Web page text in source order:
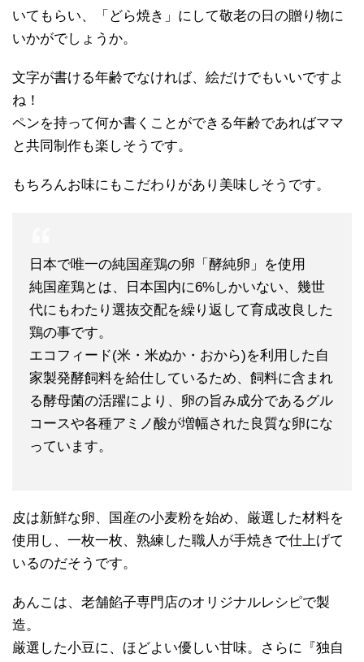
いてもらい、「どら焼き」にして敬老の日の贈り物に
いかがでしょうか。
文字が書ける年齢でなければ、絵だけでもいいですよ
ね！
ペンを持って何か書くことができる年齢であればママ
と共同制作も楽しそうです。
もちろんお味にもこだわりがあり美味しそうです。
日本で唯一の純国産鶏の卵「酵純卵」を使用
純国産鶏とは、日本国内に6%しかいない、幾世
代にもわたり選抜交配を繰り返して育成改良した
鶏の事です。
エコフィード(米・米ぬか・おから)を利用した自
家製発酵飼料を給仕しているため、飼料に含まれ
る酵母菌の活躍により、卵の旨み成分であるグル
コースや各種アミノ酸が増幅された良質な卵にな
っています。
皮は新鮮な卵、国産の小麦粉を始め、厳選した材料を
使用し、一枚一枚、熟練した職人が手焼きで仕上げて
いるのだそうです。
あんこは、老舗餡子専門店のオリジナルレシピで製
造。
厳選した小豆に、ほどよい優しい甘味。さらに『独自